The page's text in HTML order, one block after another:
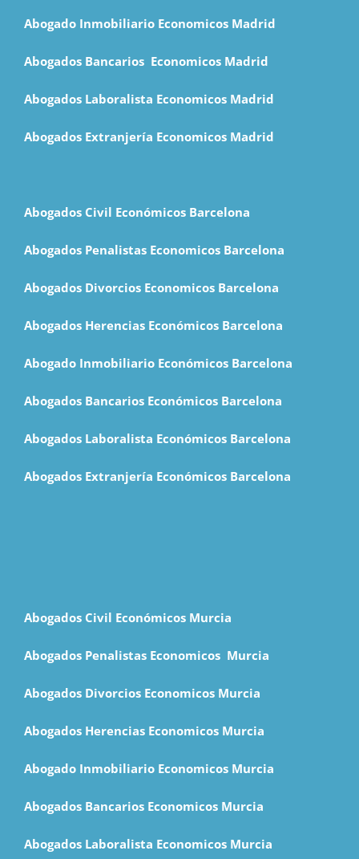
Abogado Inmobiliario Economicos Madrid
Abogados Bancarios Economicos Madrid
Abogados Laboralista Economicos Madrid
Abogados Extranjería Economicos Madrid
Abogados Civil Económicos Barcelona
Abogados Penalistas Economicos Barcelona
Abogados Divorcios Economicos Barcelona
Abogados Herencias Económicos Barcelona
Abogado Inmobiliario Económicos Barcelona
Abogados Bancarios Económicos Barcelona
Abogados Laboralista Económicos Barcelona
Abogados Extranjería Económicos Barcelona
Abogados Civil Económicos Murcia
Abogados Penalistas Economicos Murcia
Abogados Divorcios Economicos Murcia
Abogados Herencias Economicos Murcia
Abogado Inmobiliario Economicos Murcia
Abogados Bancarios Economicos Murcia
Abogados Laboralista Economicos Murcia